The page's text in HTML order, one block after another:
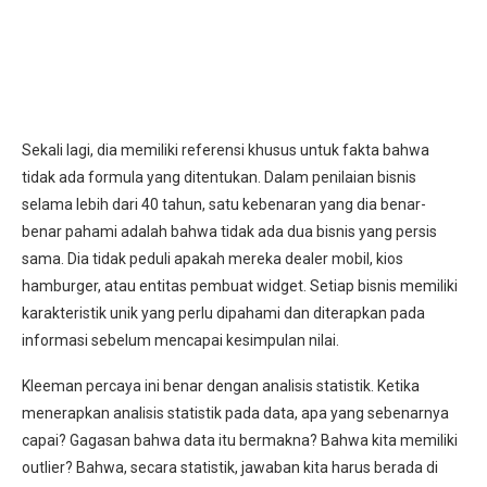
Sekali lagi, dia memiliki referensi khusus untuk fakta bahwa
tidak ada formula yang ditentukan. Dalam penilaian bisnis
selama lebih dari 40 tahun, satu kebenaran yang dia benar-
benar pahami adalah bahwa tidak ada dua bisnis yang persis
sama. Dia tidak peduli apakah mereka dealer mobil, kios
hamburger, atau entitas pembuat widget. Setiap bisnis memiliki
karakteristik unik yang perlu dipahami dan diterapkan pada
informasi sebelum mencapai kesimpulan nilai.
Kleeman percaya ini benar dengan analisis statistik. Ketika
menerapkan analisis statistik pada data, apa yang sebenarnya
capai? Gagasan bahwa data itu bermakna? Bahwa kita memiliki
outlier? Bahwa, secara statistik, jawaban kita harus berada di